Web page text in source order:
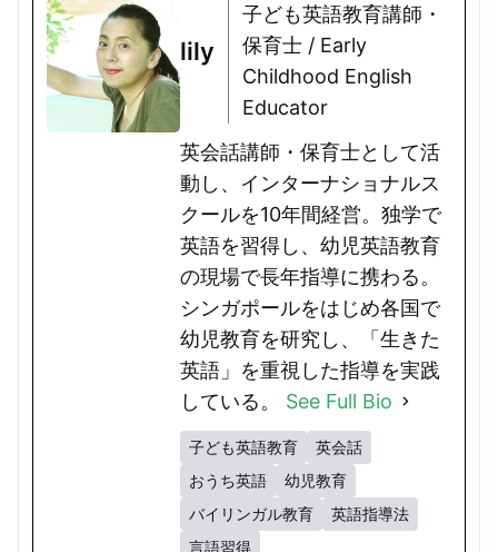
lily
子ども英語教育講師・
保育士 / Early
Childhood English
Educator
英会話講師・保育士として活
動し、インターナショナルス
クールを10年間経営。独学で
英語を習得し、幼児英語教育
の現場で長年指導に携わる。
シンガポールをはじめ各国で
幼児教育を研究し、「生きた
英語」を重視した指導を実践
している。 See Full Bio
子ども英語教育
英会話
おうち英語
幼児教育
バイリンガル教育
英語指導法
言語習得